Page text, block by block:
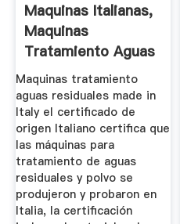
Maquinas Italianas,
Maquinas
Tratamiento Aguas
Residuales ...
Maquinas tratamiento
aguas residuales made in
Italy el certificado de
origen Italiano certifica que
las máquinas para
tratamiento de aguas
residuales y polvo se
produjeron y probaron en
Italia, la certificación